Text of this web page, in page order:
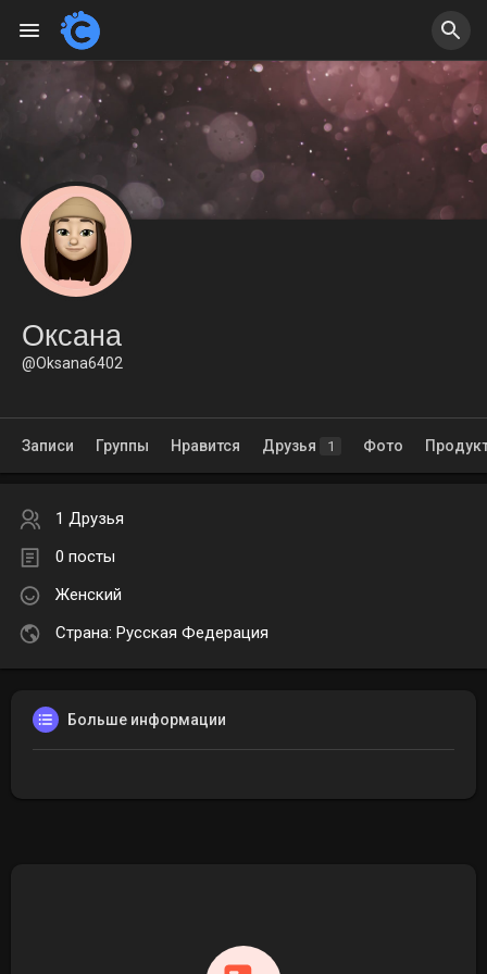
Оксана
@Oksana6402
Записи Группы Нравится Друзья 1 Фото
1 Друзья
0 посты
Женский
Страна: Русская Федерация
Больше информации